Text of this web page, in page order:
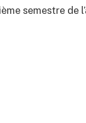
semestre de